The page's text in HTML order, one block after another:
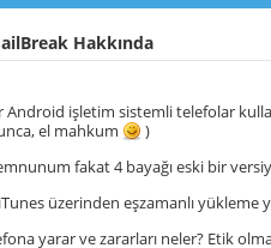
Hakkında
Android işletim sistemli telefolar
el mahkum
)
fakat 4 bayağı eski bir
üzerinden eşzamanlı yükleme
yarar ve zararları neler? Etik